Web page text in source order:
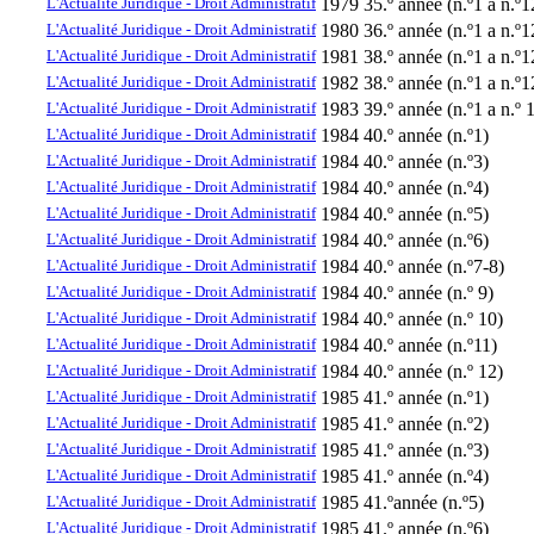
1979 35.º année (n.º1 a
L'Actualité Juridique - Droit Administratif 1980 36.º année (n.º1 a
L'Actualité Juridique - Droit Administratif 1981 38.º année (n.º1 a
L'Actualité Juridique - Droit Administratif 1982 38.º année (n.º1 a
L'Actualité Juridique - Droit Administratif 1983 39.º année (n.º1 a n.º
L'Actualité Juridique - Droit Administratif 1984 40.º année (n.º1)
L'Actualité Juridique - Droit Administratif 1984 40.º année (n.º3)
L'Actualité Juridique - Droit Administratif 1984 40.º année (n.º4)
L'Actualité Juridique - Droit Administratif 1984 40.º année (n.º5)
L'Actualité Juridique - Droit Administratif 1984 40.º année (n.º6)
L'Actualité Juridique - Droit Administratif 1984 40.º année (n.º7-8)
L'Actualité Juridique - Droit Administratif 1984 40.º année (n.º 9)
L'Actualité Juridique - Droit Administratif 1984 40.º année (n.º 10)
L'Actualité Juridique - Droit Administratif 1984 40.º année (n.º11)
L'Actualité Juridique - Droit Administratif 1984 40.º année (n.º 12)
L'Actualité Juridique - Droit Administratif 1985 41.º année (n.º1)
L'Actualité Juridique - Droit Administratif 1985 41.º année (n.º2)
L'Actualité Juridique - Droit Administratif 1985 41.º année (n.º3)
L'Actualité Juridique - Droit Administratif 1985 41.º année (n.º4)
L'Actualité Juridique - Droit Administratif 1985 41.ºannée (n.º5)
L'Actualité Juridique - Droit Administratif 1985 41.º année (n.º6)